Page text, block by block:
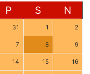
P S N
31 1 2
7 8 9
14 15 16